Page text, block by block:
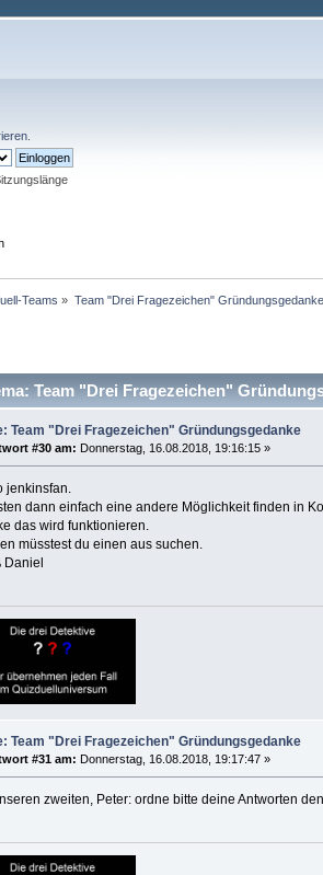
.
Teams » Team "Drei Fragezeichen" Gründungsgedanke
Team "Drei Fragezeichen"
Team "Drei Fragezeichen" Gründungsgedanke
#30 am: Donnerstag, 16.08.2018, 19:16:15 »
jenkinsfan.
dann einfach eine andere Möglichkeit finden in
das wird funktionieren.
müsstest du einen aus suchen.
Daniel
Team "Drei Fragezeichen" Gründungsgedanke
#31 am: Donnerstag, 16.08.2018, 19:17:47 »
zweiten, Peter: ordne bitte deine Antworten